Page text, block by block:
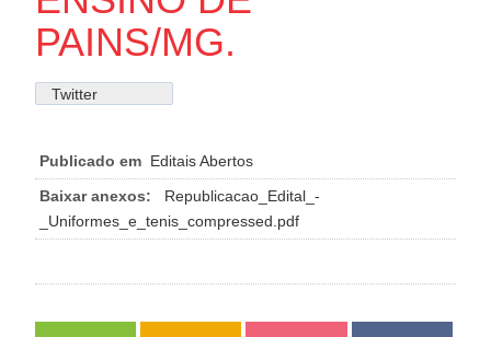
PAINS/MG.
Twitter
Publicado em Editais Abertos
Baixar anexos:
Republicacao_Edital_-
_Uniformes_e_tenis_compressed.pdf